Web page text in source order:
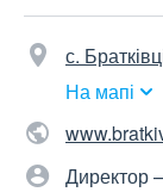
с.
На мапі
Директор